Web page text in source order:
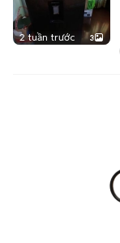
2 tuần trước 3